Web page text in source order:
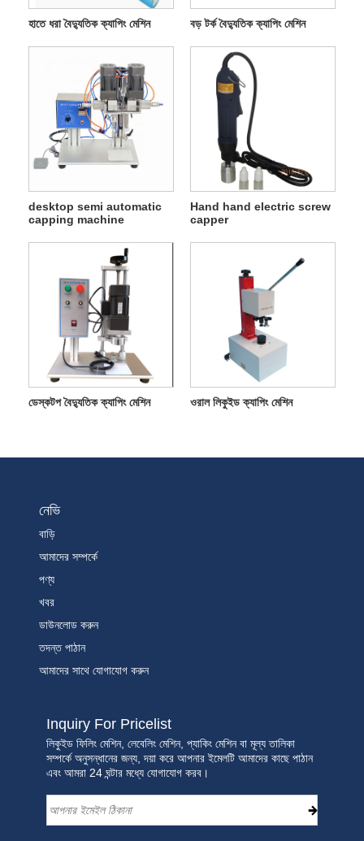
হাতে ধরা বৈদ্যুতিক ক্যাপিং মেশিন বড় টর্ক বৈদ্যুতিক ক্যাপিং মেশিন
desktop semi automatic
capping machine
Hand hand electric screw
capper
ডেস্কটপ বৈদ্যুতিক ক্যাপিং মেশিন ওরাল লিকুইড ক্যাপিং মেশিন
নেভি
বাড়ি
আমাদের সম্পর্কে
পণ্য
খবর
ডাউনলোড করুন
তদন্ত পাঠান
আমাদের সাথে যোগাযোগ করুন
Inquiry For Pricelist
লিকুইড ফিলিং মেশিন, লেবেলিং মেশিন, প্যাকিং মেশিন বা মূল্য তালিকা
সম্পর্কে অনুসন্ধানের জন্য, দয়া করে আপনার ইমেলটি আমাদের কাছে পাঠান
এবং আমরা 24 ঘন্টার মধ্যে যোগাযোগ করব।